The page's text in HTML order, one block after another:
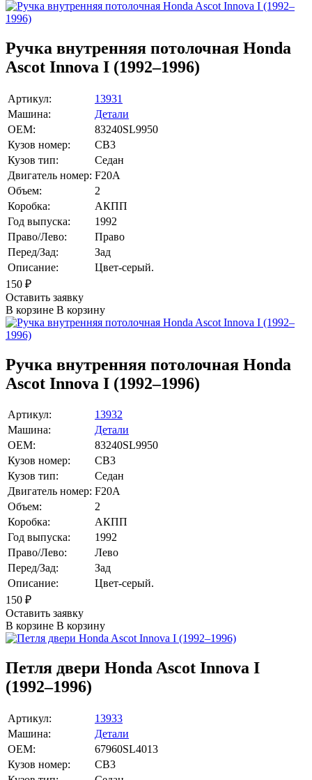
Ручка внутренняя потолочная Honda
Ascot Innova I (1992–1996)
Артикул:
13931
Машина:
Детали
OEM:
83240SL9950
Кузов номер:
CB3
Кузов тип:
Седан
Двигатель номер: F20A
Объем:
2
Коробка:
АКПП
Год выпуска:
1992
Право/Лево:
Право
Перед/Зад:
Зад
Описание:
Цвет-серый.
150 ₽
Оставить заявку
В корзине В корзину
Ручка внутренняя потолочная Honda
Ascot Innova I (1992–1996)
Артикул:
13932
Машина:
Детали
OEM:
83240SL9950
Кузов номер:
CB3
Кузов тип:
Седан
Двигатель номер: F20A
Объем:
2
Коробка:
АКПП
Год выпуска:
1992
Право/Лево:
Лево
Перед/Зад:
Зад
Описание:
Цвет-серый.
150 ₽
Оставить заявку
В корзине В корзину
Петля двери Honda Ascot Innova I
(1992–1996)
Артикул:
13933
Машина:
Детали
OEM:
67960SL4013
Кузов номер:
CB3